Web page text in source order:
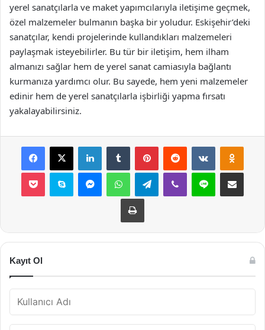
yerel sanatçılarla ve maket yapımcılarıyla iletişime geçmek,
özel malzemeler bulmanın başka bir yoludur. Eskişehir’deki
sanatçılar, kendi projelerinde kullandıkları malzemeleri
paylaşmak isteyebilirler. Bu tür bir iletişim, hem ilham
almanızı sağlar hem de yerel sanat camiasıyla bağlantı
kurmanıza yardımcı olur. Bu sayede, hem yeni malzemeler
edinir hem de yerel sanatçılarla işbirliği yapma fırsatı
yakalayabilirsiniz.
Facebook
X LinkedInTumblr PinterestReddit VKontakte
Pocket Skype MessengerWhatsAppTelegramViber Line E-Posta ile
Yazdır
Kayıt Ol